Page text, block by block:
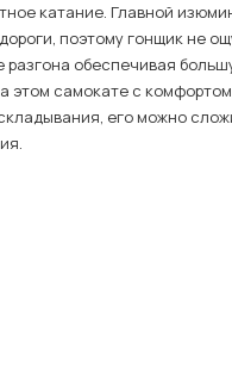
катание. Главной
поэтому гонщик не
обеспечивая
этом самокате с
его можно